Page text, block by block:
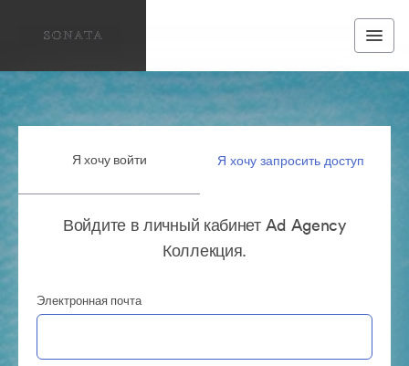
Я хочу войти Я хочу запросить доступ
Войдите в личный кабинет Ad Agency
Коллекция.
Электронная почта